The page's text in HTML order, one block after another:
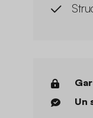
Un